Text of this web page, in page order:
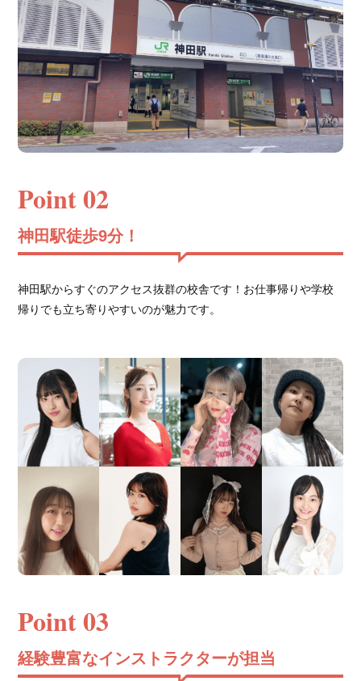
Point 02
神田駅徒歩9分！
神田駅からすぐのアクセス抜群の校舎です！お仕事帰りや学校
帰りでも立ち寄りやすいのが魅力です。
Point 03
経験豊富なインストラクターが担当